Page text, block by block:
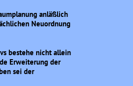
anläßlich
Neuordnung
bestehe nicht allein
Erweiterung der
sei der